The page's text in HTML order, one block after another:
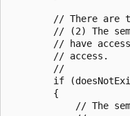
// There are
// (2) The
// have
        // access.
        //
if
        {
// The